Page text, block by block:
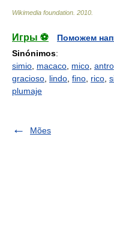
Wikimedia foundation 2010
Игры ⚽
Поможем
Sinónimos:
simio macaco mico
gracioso lindo fino rico
plumaje
Mões